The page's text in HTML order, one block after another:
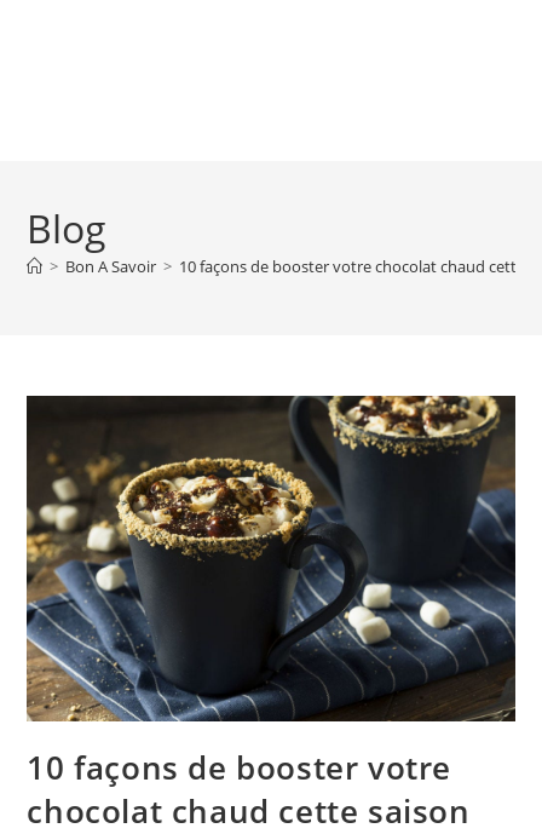
Blog
> Bon A Savoir > 10 façons de booster votre chocolat chaud cette
10 façons de booster votre
chocolat chaud cette saison